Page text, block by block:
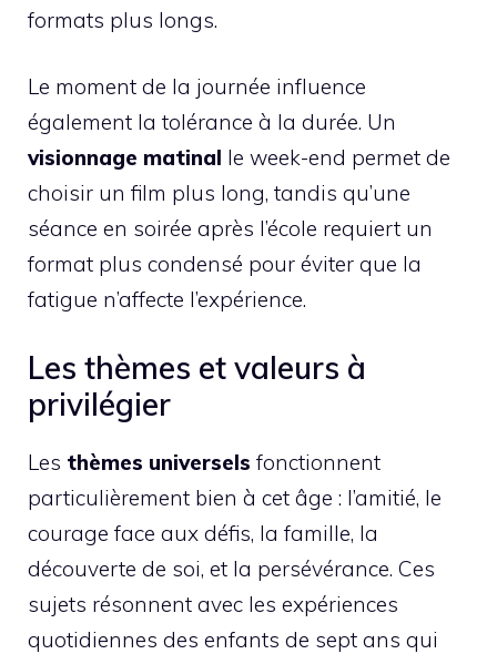
formats plus longs.
Le moment de la journée influence
également la tolérance à la durée. Un
visionnage matinal le week-end permet de
choisir un film plus long, tandis qu’une
séance en soirée après l’école requiert un
format plus condensé pour éviter que la
fatigue n’affecte l’expérience.
Les thèmes et valeurs à
privilégier
Les thèmes universels fonctionnent
particulièrement bien à cet âge : l’amitié, le
courage face aux défis, la famille, la
découverte de soi, et la persévérance. Ces
sujets résonnent avec les expériences
quotidiennes des enfants de sept ans qui